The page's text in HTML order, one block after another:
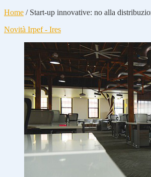
Home / Start-up innovative: no alla
Novità Irpef - Ires